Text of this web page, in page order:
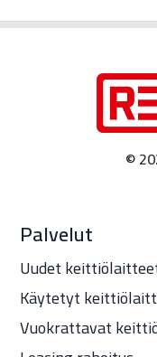
©
Palvelut
Uudet
Käytetyt
Vuokrattavat